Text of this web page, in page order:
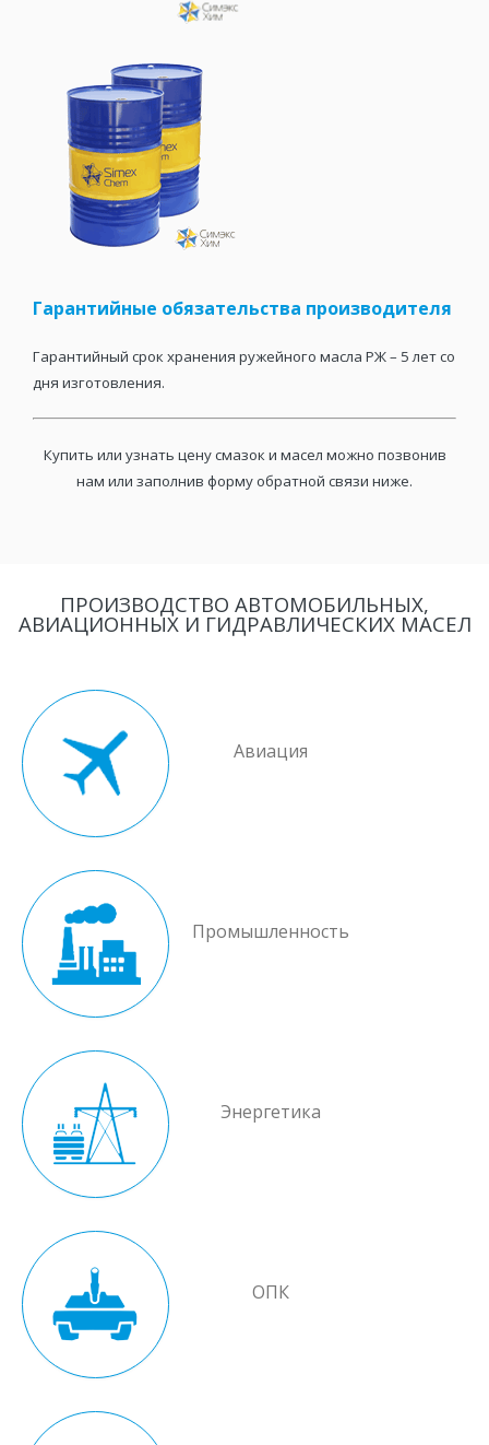
Гарантийные обязательства производителя
Гарантийный срок хранения ружейного масла РЖ – 5 лет со
дня изготовления.
Купить или узнать цену смазок и масел можно позвонив
нам или заполнив форму обратной связи ниже.
ПРОИЗВОДСТВО АВТОМОБИЛЬНЫХ,
АВИАЦИОННЫХ И ГИДРАВЛИЧЕСКИХ МАСЕЛ
Авиация
Промышленность
Энергетика
ОПК